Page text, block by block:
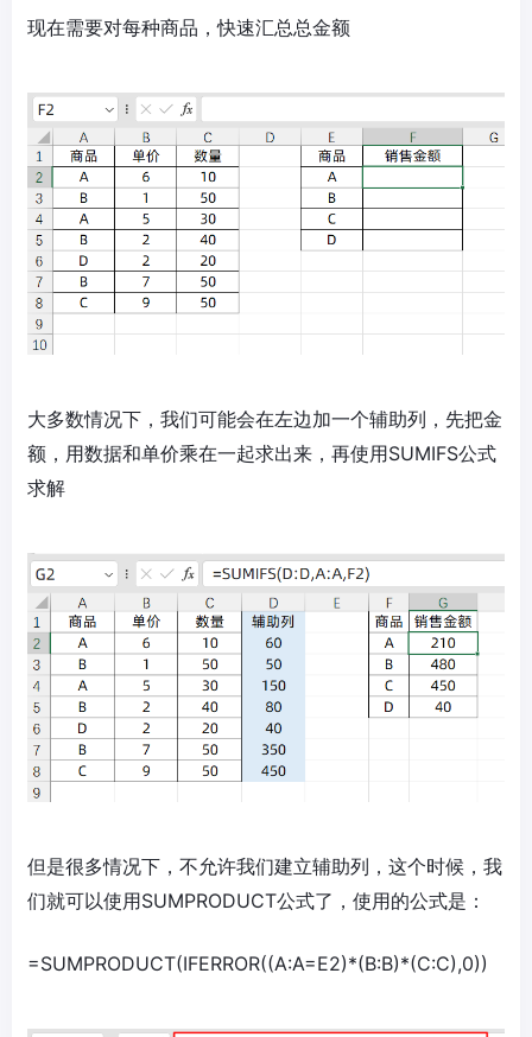
现在需要对每种商品，快速汇总总金额
大多数情况下，我们可能会在左边加一个辅助列，先把金
额，用数据和单价乘在一起求出来，再使用SUMIFS公式
求解
但是很多情况下，不允许我们建立辅助列，这个时候，我
们就可以使用SUMPRODUCT公式了，使用的公式是：
=SUMPRODUCT(IFERROR((A:A=E2)*(B:B)*(C:C),0))